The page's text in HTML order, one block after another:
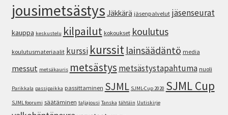
jousimetsästys Jäkkärä jäsenpalvelut jäsenseurat
kauppa keskustelu kilpailut kokoukset koulutus
koulutusmateriaalit kurssi kurssit lainsäädäntö media
messut metsäkauris metsästys metsästystapahtuma nuoli
Parikkala passipaikka passittaminen SJML SJML-Cup 2020 SJML Cup
SJML foorumi säätäminen taljajousi Tanska tähtäin Uutiskirje